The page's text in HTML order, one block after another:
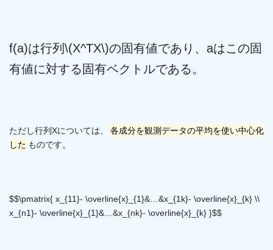
f(a)は行列\(X^TX\)の固有値であり、aはこの固
有値に対する固有ベクトルである。
ただし行列Xについては、
各成分を観測データの平均を使い中心化
した ものです。
$$\pmatrix{ x_{11}- \overline{x}_{1}&…&x_{1k}- \overline{x}_{k} \\
x_{n1}- \overline{x}_{1}&…&x_{nk}- \overline{x}_{k} }$$